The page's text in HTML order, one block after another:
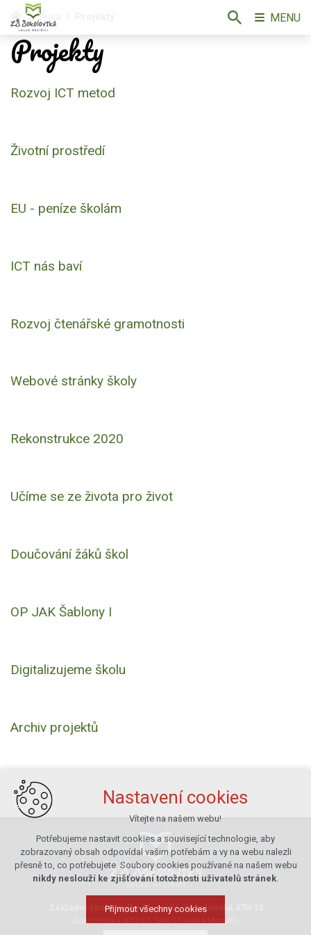
Škola
Projekty
Rozvoj ICT metod
Životní prostředí
EU - peníze školám
ICT nás baví
Rozvoj čtenářské gramotnosti
Webové stránky školy
Rekonstrukce 2020
Učíme se ze života pro život
Doučování žáků škol
OP JAK Šablony I
Digitalizujeme školu
Archiv projektů
Základní škola Velké Meziříčí, Sokolovská 470/13
MENU
Nastavení cookies
Vítejte na našem webu!
Potřebujeme nastavit cookies a související technologie, aby
zobrazovaný obsah odpovídal vašim potřebám a vy na webu nalezli
přesně to, co potřebujete. Soubory cookies používané na našem webu
nikdy neslouží ke zjišťování totožnosti uživatelů stránek.
Přijmout všechny cookies